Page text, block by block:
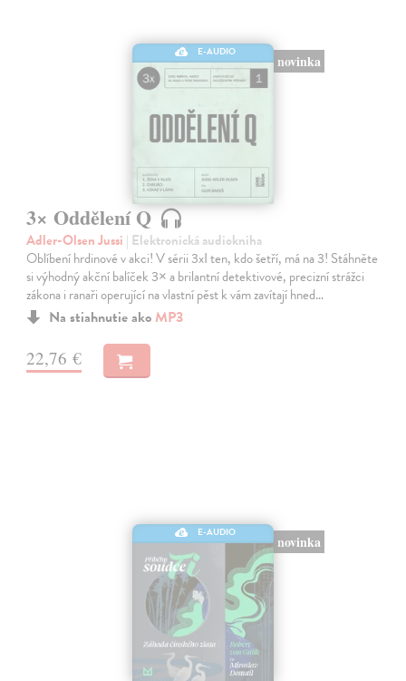
E-AUDIO
novinka
3× Oddělení Q
Adler-Olsen Jussi | Elektronická audiokniha
Oblíbení hrdinové v akci! V sérii 3xI ten, kdo šetří, má na 3! Stáhněte
si výhodný akční balíček 3× a brilantní detektivové, precizní strážci
zákona i ranaři operující na vlastní pěst k vám zavítají hned…
Na stiahnutie ako MP3
22,76 €
E-AUDIO
novinka